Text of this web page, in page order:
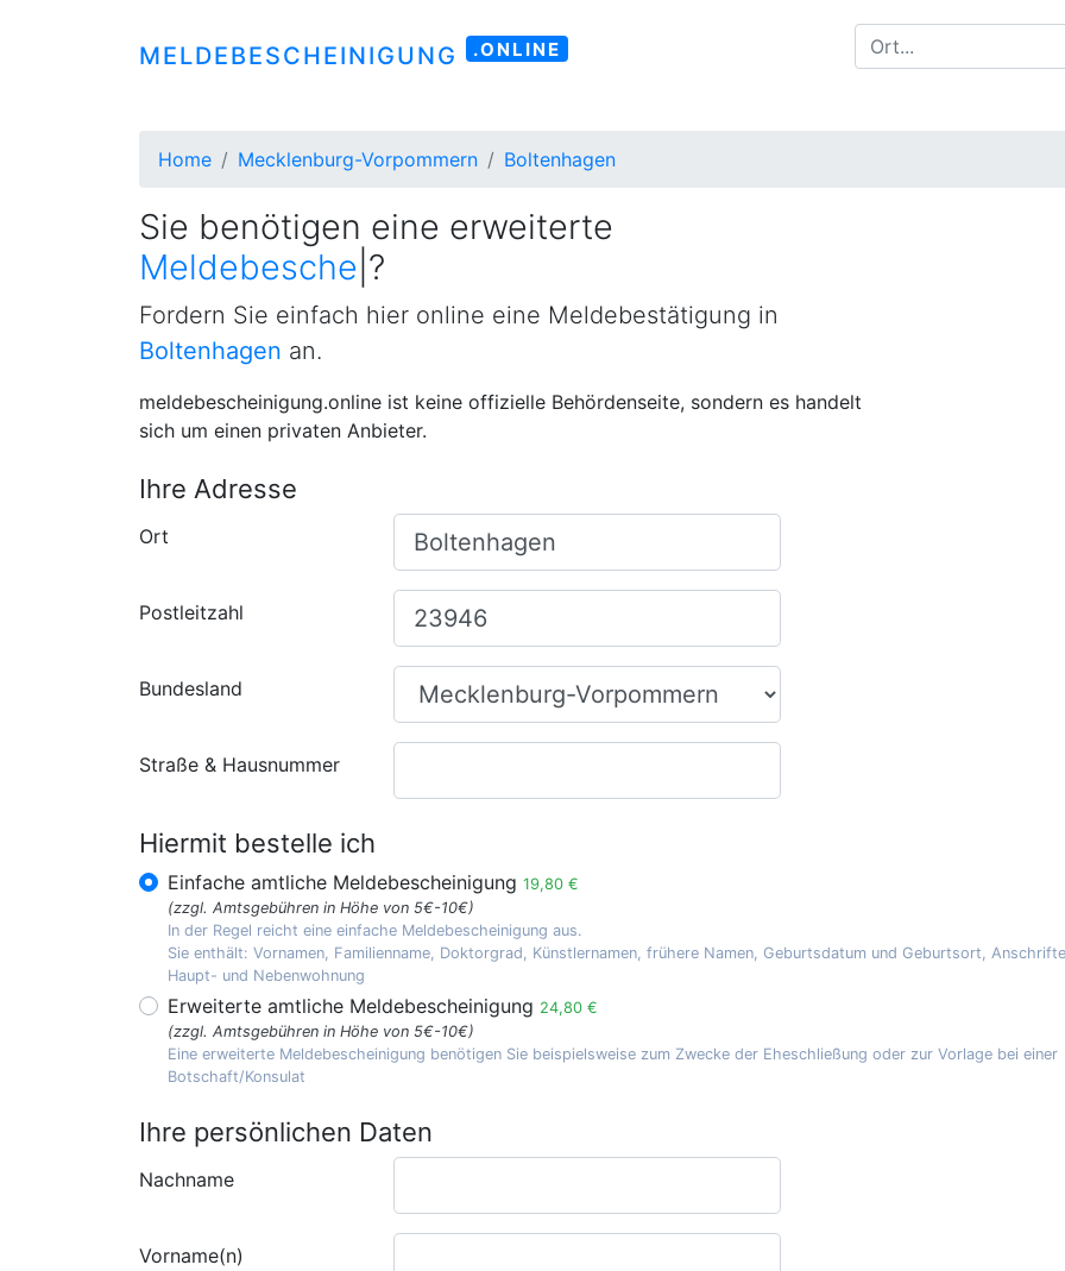
MELDEBESCHEINIGUNG .ONLINE
Home Mecklenburg-Vorpommern Boltenhagen
Sie benötigen eine erweiterte
Meldebescheinigung
Fordern Sie einfach hier online eine Meldebestätigung in
Boltenhagen an.
meldebescheinigung.online ist keine offizielle Behördenseite, sondern es handelt
sich um einen privaten Anbieter.
Ihre Adresse
Ort
Postleitzahl
Bundesland
Straße & Hausnummer
Hiermit bestelle ich
Einfache amtliche Meldebescheinigung 19,80 €
(zzgl. Amtsgebühren in Höhe von 5€-10€)
In der Regel reicht eine einfache Meldebescheinigung aus.
Sie enthält: Vornamen, Familienname, Doktorgrad, Künstlernamen, frühere Namen, Geburtsdatum und Geburtsort,
Haupt- und Nebenwohnung
Erweiterte amtliche Meldebescheinigung 24,80 €
(zzgl. Amtsgebühren in Höhe von 5€-10€)
Eine erweiterte Meldebescheinigung benötigen Sie beispielsweise zum Zwecke der Eheschließung oder zur Vorlage bei einer
Botschaft/Konsulat
Ihre persönlichen Daten
Nachname
Vorname(n)